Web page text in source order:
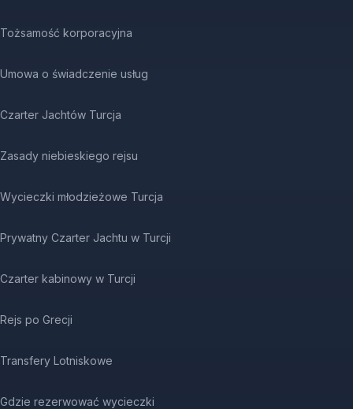
Tożsamość korporacyjna
Umowa o świadczenie usług
Czarter Jachtów Turcja
Zasady niebieskiego rejsu
Wycieczki młodzieżowe Turcja
Prywatny Czarter Jachtu w Turcji
Czarter kabinowy w Turcji
Rejs po Grecji
Transfery Lotniskowe
Gdzie rezerwować wycieczki